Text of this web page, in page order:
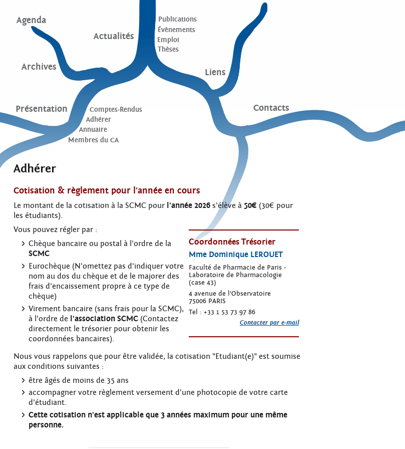
Actualités
Publications
Évènements
Emploi
Thèses
Présentation
Comptes-Rendus
Adhérer
Annuaire
Membres du CA
Agenda
Archives
Liens
Contacts
Adhérer
Cotisation & règlement pour l'année en cours
Le montant de la cotisation à la SCMC pour l'année 2026 s'élève à 50€ (30€ pour
les étudiants).
Coordonnées Trésorier
Mme Dominique LEROUET
Faculté de Pharmacie de Paris -
Laboratoire de Pharmacologie
(case 43)
4 avenue de l'Observatoire
75006 PARIS
Tel : +33 1 53 73 97 86
Contacter par e-mail
Vous pouvez régler par :
Chèque bancaire ou postal à l'ordre de la
SCMC
Eurochèque (N'omettez pas d'indiquer votre
nom au dos du chèque et de le majorer des
frais d'encaissement propre à ce type de
chèque)
Virement bancaire (sans frais pour la SCMC),
à l'ordre de l'association SCMC (Contactez
directement le trésorier pour obtenir les
coordonnées bancaires).
Nous vous rappelons que pour être validée, la cotisation "Etudiant(e)" est soumise
aux conditions suivantes :
être âgés de moins de 35 ans
accompagner votre règlement versement d'une photocopie de votre carte
d'étudiant.
Cette cotisation n'est applicable que 3 années maximum pour une même
personne.